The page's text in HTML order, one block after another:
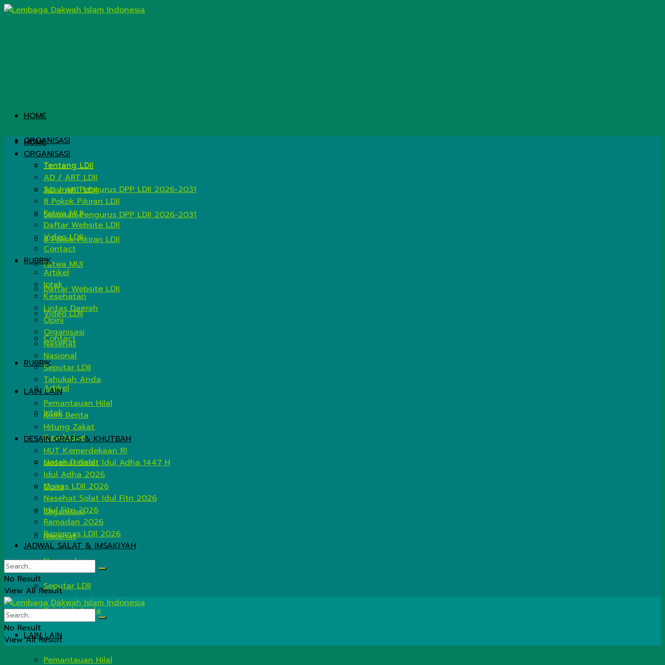
HOME
ORGANISASI
Tentang LDII
AD / ART LDII
Susunan Pengurus DPP LDII 2026-2031
8 Pokok Pikiran LDII
Fatwa MUI
Daftar Website LDII
Video LDII
Contact
RUBRIK
Artikel
Iptek
Kesehatan
Lintas Daerah
Opini
Organisasi
Nasehat
Nasional
Seputar LDII
Tahukah Anda
LAIN LAIN
Pemantauan Hilal
HOME
ORGANISASI
Tentang LDII
AD / ART LDII
Susunan Pengurus DPP LDII 2026-2031
8 Pokok Pikiran LDII
Fatwa MUI
Daftar Website LDII
Video LDII
Contact
RUBRIK
Artikel
Iptek
Kesehatan
Lintas Daerah
Opini
Organisasi
Nasehat
Nasional
Seputar LDII
Tahukah Anda
LAIN LAIN
Pemantauan Hilal
Kirim Berita
Hitung Zakat
DESAIN GRAFIS & KHUTBAH
HUT Kemerdekaan RI
Nasehat Salat Idul Adha 1447 H
Idul Adha 2026
Munas LDII 2026
Nasehat Solat Idul Fitri 2026
Idul Fitri 2026
Ramadan 2026
Rapimnas LDII 2026
JADWAL SALAT & IMSAKIYAH
No Result
View All Result
No Result
View All Result